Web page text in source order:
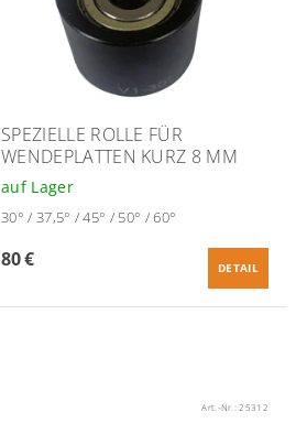
SPEZIELLE ROLLE FÜR
WENDEPLATTEN KURZ 8 MM
auf Lager
30° / 37,5° / 45° / 50° / 60°
80 € DETAIL
Art.-Nr.:25312